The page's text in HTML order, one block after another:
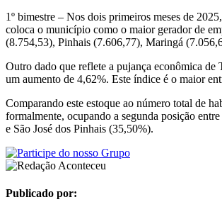
1º bimestre – Nos dois primeiros meses de
coloca o município como o maior gerador de
(8.754,53), Pinhais (7.606,77), Maringá
Outro dado que reflete a pujança econômica
um aumento de 4,62%. Este índice é o maior
Comparando este estoque ao número total de
formalmente, ocupando a segunda posição
e São José dos Pinhais (35,50%).
Publicado por: